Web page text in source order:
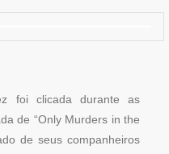
foi clicada durante as
de “Only Murders in the
de seus companheiros